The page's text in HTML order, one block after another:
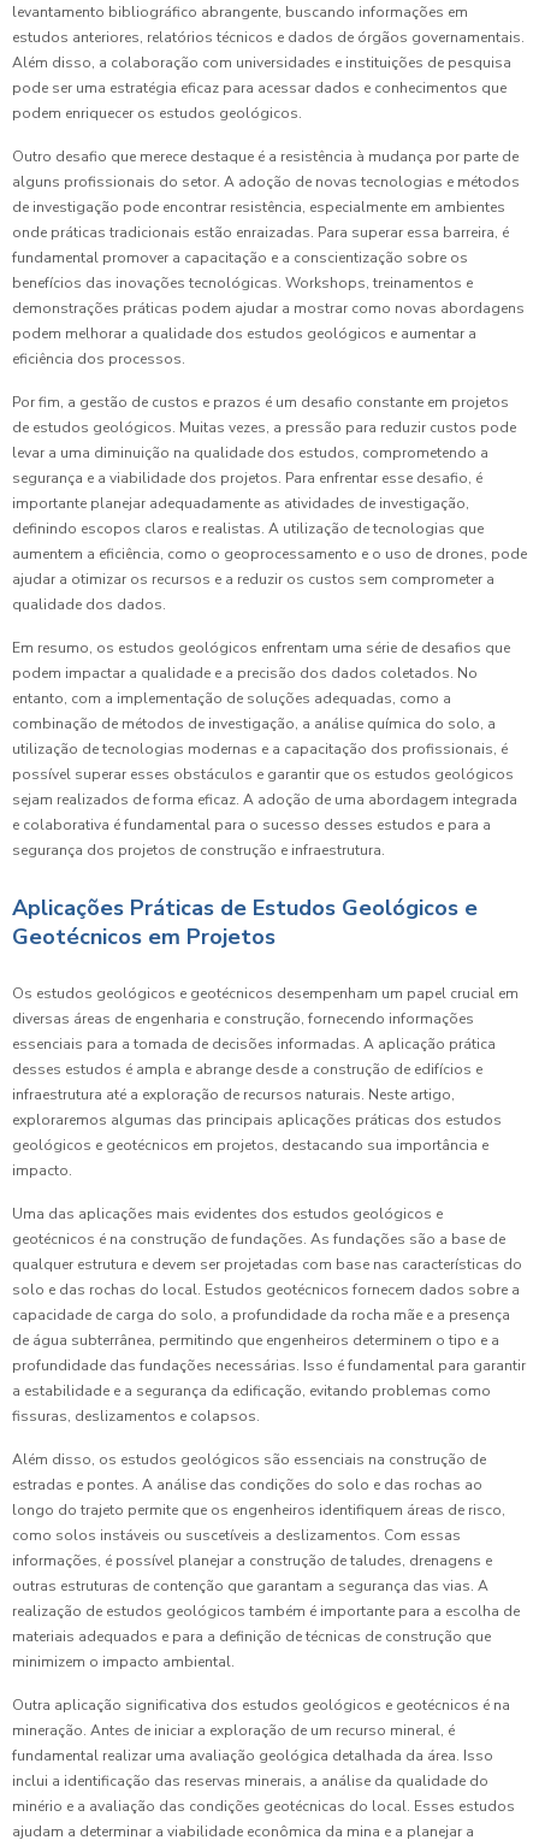
levantamento bibliográfico abrangente, buscando informações em
estudos anteriores, relatórios técnicos e dados de órgãos governamentais.
Além disso, a colaboração com universidades e instituições de pesquisa
pode ser uma estratégia eficaz para acessar dados e conhecimentos que
podem enriquecer os estudos geológicos.
Outro desafio que merece destaque é a resistência à mudança por parte de
alguns profissionais do setor. A adoção de novas tecnologias e métodos
de investigação pode encontrar resistência, especialmente em ambientes
onde práticas tradicionais estão enraizadas. Para superar essa barreira, é
fundamental promover a capacitação e a conscientização sobre os
benefícios das inovações tecnológicas. Workshops, treinamentos e
demonstrações práticas podem ajudar a mostrar como novas abordagens
podem melhorar a qualidade dos estudos geológicos e aumentar a
eficiência dos processos.
Por fim, a gestão de custos e prazos é um desafio constante em projetos
de estudos geológicos. Muitas vezes, a pressão para reduzir custos pode
levar a uma diminuição na qualidade dos estudos, comprometendo a
segurança e a viabilidade dos projetos. Para enfrentar esse desafio, é
importante planejar adequadamente as atividades de investigação,
definindo escopos claros e realistas. A utilização de tecnologias que
aumentem a eficiência, como o geoprocessamento e o uso de drones, pode
ajudar a otimizar os recursos e a reduzir os custos sem comprometer a
qualidade dos dados.
Em resumo, os estudos geológicos enfrentam uma série de desafios que
podem impactar a qualidade e a precisão dos dados coletados. No
entanto, com a implementação de soluções adequadas, como a
combinação de métodos de investigação, a análise química do solo, a
utilização de tecnologias modernas e a capacitação dos profissionais, é
possível superar esses obstáculos e garantir que os estudos geológicos
sejam realizados de forma eficaz. A adoção de uma abordagem integrada
e colaborativa é fundamental para o sucesso desses estudos e para a
segurança dos projetos de construção e infraestrutura.
Aplicações Práticas de Estudos Geológicos e
Geotécnicos em Projetos
Os estudos geológicos e geotécnicos desempenham um papel crucial em
diversas áreas de engenharia e construção, fornecendo informações
essenciais para a tomada de decisões informadas. A aplicação prática
desses estudos é ampla e abrange desde a construção de edifícios e
infraestrutura até a exploração de recursos naturais. Neste artigo,
exploraremos algumas das principais aplicações práticas dos estudos
geológicos e geotécnicos em projetos, destacando sua importância e
impacto.
Uma das aplicações mais evidentes dos estudos geológicos e
geotécnicos é na construção de fundações. As fundações são a base de
qualquer estrutura e devem ser projetadas com base nas características do
solo e das rochas do local. Estudos geotécnicos fornecem dados sobre a
capacidade de carga do solo, a profundidade da rocha mãe e a presença
de água subterrânea, permitindo que engenheiros determinem o tipo e a
profundidade das fundações necessárias. Isso é fundamental para garantir
a estabilidade e a segurança da edificação, evitando problemas como
fissuras, deslizamentos e colapsos.
Além disso, os estudos geológicos são essenciais na construção de
estradas e pontes. A análise das condições do solo e das rochas ao
longo do trajeto permite que os engenheiros identifiquem áreas de risco,
como solos instáveis ou suscetíveis a deslizamentos. Com essas
informações, é possível planejar a construção de taludes, drenagens e
outras estruturas de contenção que garantam a segurança das vias. A
realização de estudos geológicos também é importante para a escolha de
materiais adequados e para a definição de técnicas de construção que
minimizem o impacto ambiental.
Outra aplicação significativa dos estudos geológicos e geotécnicos é na
mineração. Antes de iniciar a exploração de um recurso mineral, é
fundamental realizar uma avaliação geológica detalhada da área. Isso
inclui a identificação das reservas minerais, a análise da qualidade do
minério e a avaliação das condições geotécnicas do local. Esses estudos
ajudam a determinar a viabilidade econômica da mina e a planejar a